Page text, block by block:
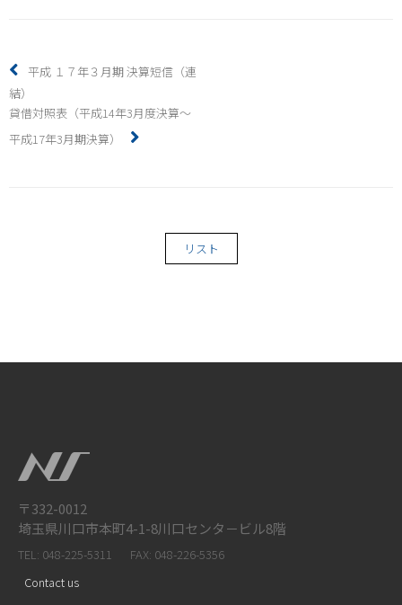
平成 １７年３月期 決算短信（連
結）
貸借対照表（平成14年3月度決算～
平成17年3月期決算）
リスト
〒332-0012
埼玉県川口市本町4-1-8川口センタ－ビル8階
TEL: 048-225-5311
FAX: 048-226-5356
Contact us